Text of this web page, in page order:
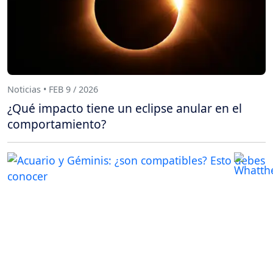
Noticias • FEB 9 / 2026
¿Qué impacto tiene un eclipse anular en el
comportamiento?